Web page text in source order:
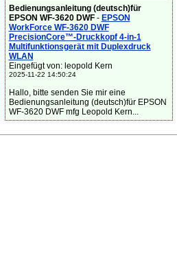
Bedienungsanleitung (deutsch)für
EPSON WF-3620 DWF- EPSON
WorkForce WF-3620 DWF
PrecisionCore™-Druckkopf 4-in-1
Multifunktionsgerät mit Duplexdruck
WLAN
Eingefügt von: leopold Kern
2025-11-22 14:50:24
Hallo, bitte senden Sie mir eine
Bedienungsanleitung (deutsch)für EPSON
WF-3620 DWF mfg Leopold Kern...